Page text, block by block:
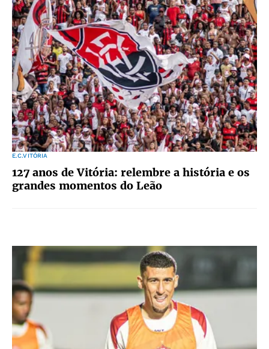
E.C.VITÓRIA
127 anos de Vitória: relembre a história e os
grandes momentos do Leão